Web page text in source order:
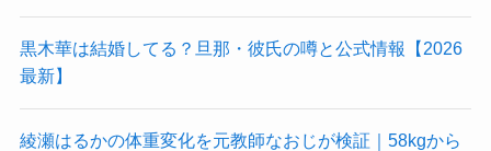
黒木華は結婚してる？旦那・彼氏の噂と公式情報【2026
最新】
綾瀬はるかの体重変化を元教師なおじが検証｜58kgから